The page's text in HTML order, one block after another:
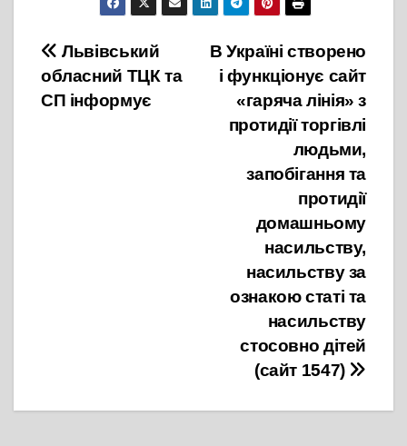
Навігація
записів
В Україні створено
і функціонує сайт
«гаряча лінія» з
протидії торгівлі
людьми,
запобігання та
протидії
домашньому
насильству,
насильству за
ознакою статі та
насильству
стосовно дітей
(сайт 1547)
Львівський
обласний ТЦК та
СП інформує